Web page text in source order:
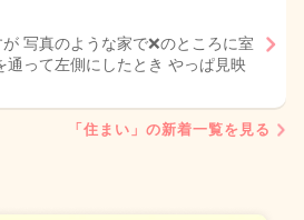
写真のような家で❌のところに室
通って左側にしたとき やっぱ見映
「住まい」の新着一覧を見る